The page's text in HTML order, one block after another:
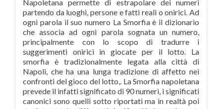
Napoletana permette di estrapolare dei numeri
partendo da luoghi, persone e fatti reali o onirici. Ad
ogni parola il suo numero La Smorfia è il dizionario
che associa ad ogni parola sognata un numero,
principalmente con lo scopo di tradurre i
suggerimenti onirici in giocate per il lotto. La
smorfia è tradizionalmente legata alla città di
Napoli, che ha una lunga tradizione di affetto nei
confronti del gioco del lotto,. La Smorfia napoletana
prevede il infatti significato di 90 numeri, i significati
canonici sono quelli sotto riportati ma in realtà poi